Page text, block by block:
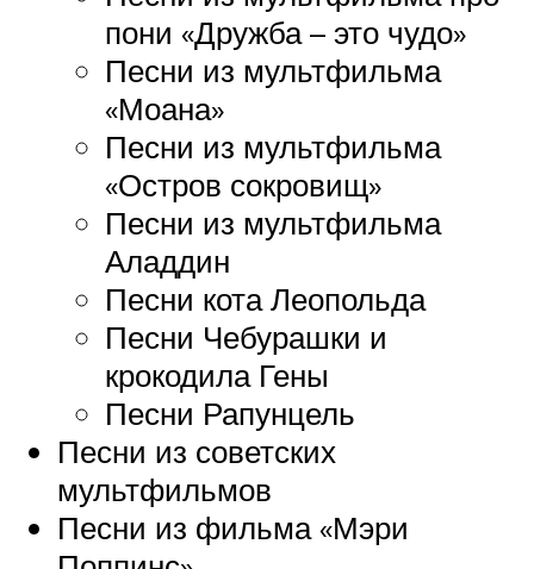
пони «Дружба – это чудо»
Песни из мультфильма
«Моана»
Песни из мультфильма
«Остров сокровищ»
Песни из мультфильма
Аладдин
Песни кота Леопольда
Песни Чебурашки и
крокодила Гены
Песни Рапунцель
Песни из советских
мультфильмов
Песни из фильма «Мэри